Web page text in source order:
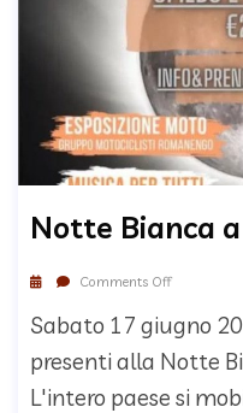
Notte Bianca
Comments Off
Sabato 17 giugno
presenti alla Notte
L'intero paese si